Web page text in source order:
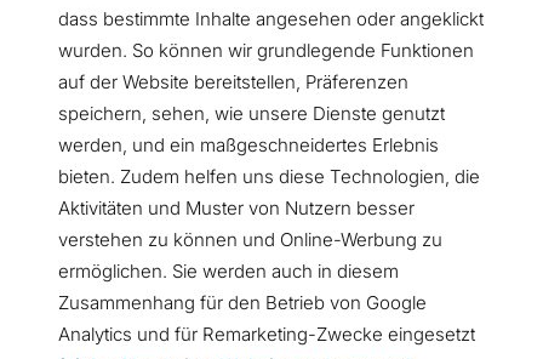
dass bestimmte Inhalte angesehen oder angeklickt
wurden. So können wir grundlegende Funktionen
auf der Website bereitstellen, Präferenzen
speichern, sehen, wie unsere Dienste genutzt
werden, und ein maßgeschneidertes Erlebnis
bieten. Zudem helfen uns diese Technologien, die
Aktivitäten und Muster von Nutzern besser
verstehen zu können und Online-Werbung zu
ermöglichen. Sie werden auch in diesem
Zusammenhang für den Betrieb von Google
Analytics und für Remarketing-Zwecke eingesetzt